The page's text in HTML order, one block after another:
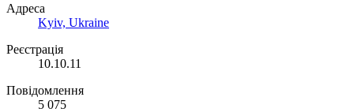
Адреса
Kyiv, Ukraine
Реєстрація
10.10.11
Повідомлення
5 075